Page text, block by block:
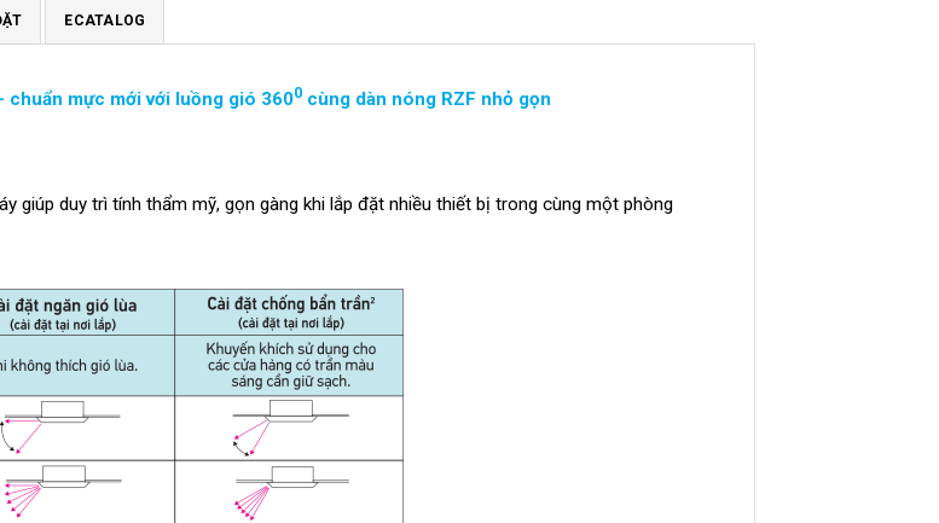
ECATALOG
chuẩn mực mới với luồng gió 3600 cùng dàn nóng RZF nhỏ gọn
giúp duy trì tính thẩm mỹ, gọn gàng khi lắp đặt nhiều thiết bị trong cùng một phòng